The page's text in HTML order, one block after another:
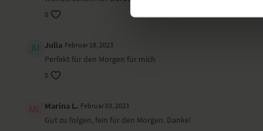
0
Julia Februar 18, 2023
Perfekt für den Morgen für mich
0
Marina L. Februar 03, 2023
Gut zu folgen, fein für den Morgen. Danke!